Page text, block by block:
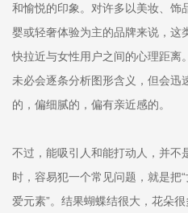
和愉悦的印象。对许多以美妆、饰
婴或轻奢体验为主的品牌来说，这
快拉近与女性用户之间的心理距离
未必会逐条分析图形含义，但会迅
的，偏细腻的，偏有亲近感的。
不过，能吸引人和能打动人，并不
时，容易犯一个常见问题，就是把
爱元素”。结果蝴蝶结很大，花朵